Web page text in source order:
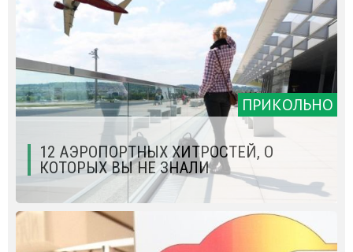
ПРИКОЛЬНО
12 АЭРОПОРТНЫХ ХИТРОСТЕЙ, О
КОТОРЫХ ВЫ НЕ ЗНАЛИ